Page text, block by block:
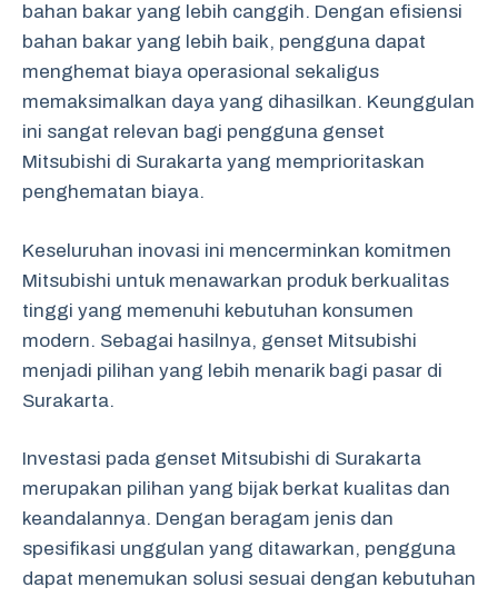
bahan bakar yang lebih canggih. Dengan efisiensi
bahan bakar yang lebih baik, pengguna dapat
menghemat biaya operasional sekaligus
memaksimalkan daya yang dihasilkan. Keunggulan
ini sangat relevan bagi pengguna genset
Mitsubishi di Surakarta yang memprioritaskan
penghematan biaya.
Keseluruhan inovasi ini mencerminkan komitmen
Mitsubishi untuk menawarkan produk berkualitas
tinggi yang memenuhi kebutuhan konsumen
modern. Sebagai hasilnya, genset Mitsubishi
menjadi pilihan yang lebih menarik bagi pasar di
Surakarta.
Investasi pada genset Mitsubishi di Surakarta
merupakan pilihan yang bijak berkat kualitas dan
keandalannya. Dengan beragam jenis dan
spesifikasi unggulan yang ditawarkan, pengguna
dapat menemukan solusi sesuai dengan kebutuhan